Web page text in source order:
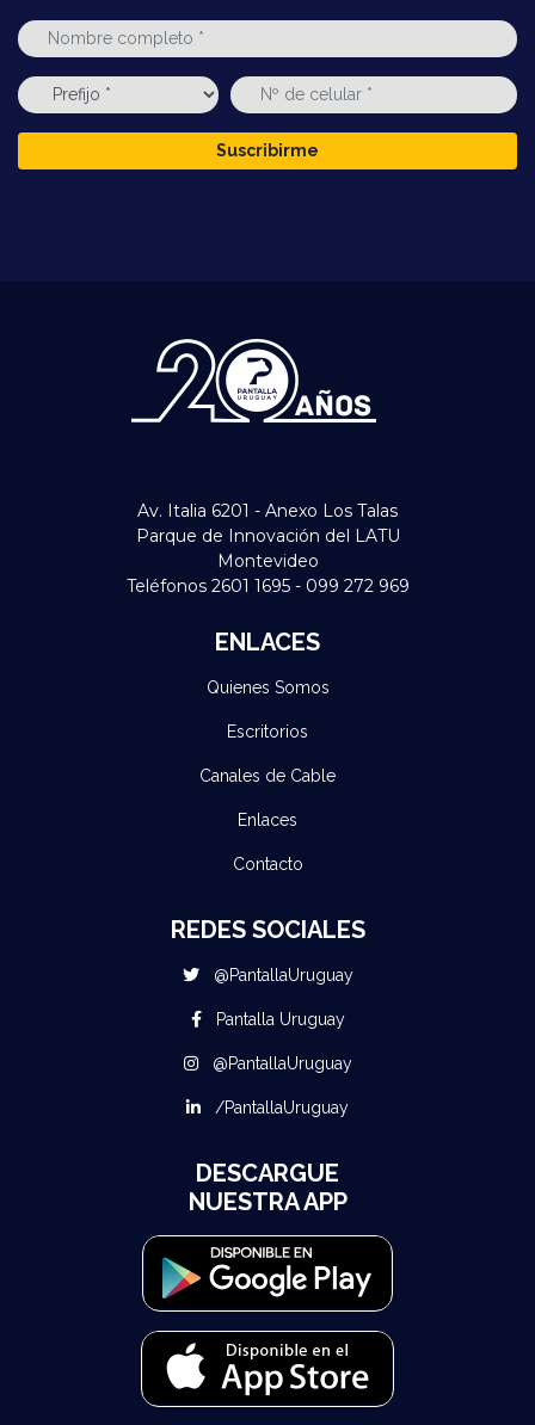
Suscribirme
Av. Italia 6201 - Anexo Los Talas
Parque de Innovación del LATU
Montevideo
Teléfonos 2601 1695 - 099 272 969
ENLACES
Quienes Somos
Escritorios
Canales de Cable
Enlaces
Contacto
REDES SOCIALES
@PantallaUruguay
Pantalla Uruguay
@PantallaUruguay
/PantallaUruguay
DESCARGUE
NUESTRA APP